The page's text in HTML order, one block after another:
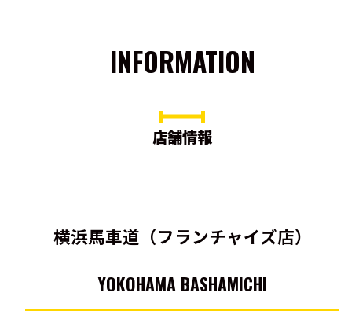
INFORMATION
店舗情報
横浜馬車道（フランチャイズ店）
YOKOHAMA BASHAMICHI